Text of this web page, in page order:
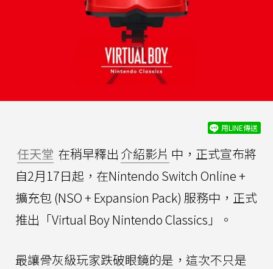
用LINE傳送
任天堂 在稍早釋出 介紹影片 中，正式宣布將
自2月17日起，在Nintendo Switch Online +
擴充包 (NSO + Expansion Pack) 服務中，正式
推出「Virtual Boy Nintendo Classics」。
最讓骨灰級玩家跌破眼鏡的是，這次不只是